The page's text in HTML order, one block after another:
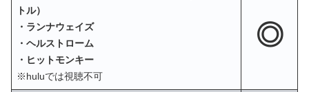
トル）
・ランナウェイズ
・ヘルストローム
・ヒットモンキー
※huluでは視聴不可
◎